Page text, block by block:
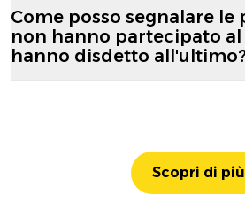
Come posso segnalare le
non hanno partecipato
hanno disdetto
Scopri di più